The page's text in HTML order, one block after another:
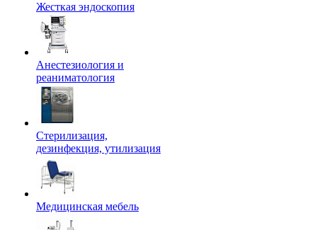
Жесткая эндоскопия
Анестезиология и
реаниматология
Стерилизация,
дезинфекция, утилизация
Медицинская мебель